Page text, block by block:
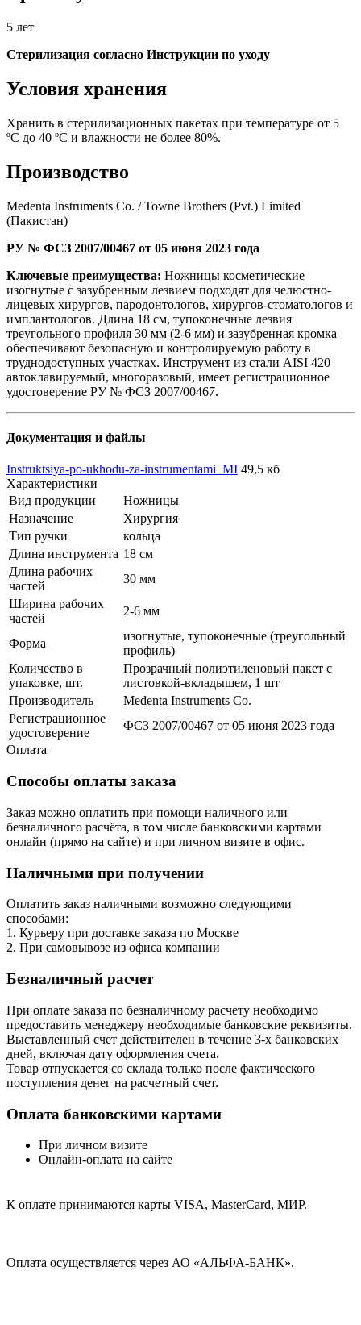
5 лет
Стерилизация согласно Инструкции по уходу
Условия хранения
Хранить в стерилизационных пакетах при температуре от 5
ºС до 40 ºС и влажности не более 80%.
Производство
Medenta Instruments Co. / Towne Brothers (Pvt.) Limited
(Пакистан)
РУ № ФСЗ 2007/00467 от 05 июня 2023 года
Ключевые преимущества: Ножницы косметические
изогнутые с зазубренным лезвием подходят для челюстно-
лицевых хирургов, пародонтологов, хирургов-стоматологов и
имплантологов. Длина 18 см, тупоконечные лезвия
треугольного профиля 30 мм (2-6 мм) и зазубренная кромка
обеспечивают безопасную и контролируемую работу в
труднодоступных участках. Инструмент из стали AISI 420
автоклавируемый, многоразовый, имеет регистрационное
удостоверение РУ № ФСЗ 2007/00467.
Документация и файлы
Instruktsiya-po-ukhodu-za-instrumentami_MI 49,5 кб
Характеристики
Вид продукции
Ножницы
Назначение
Хирургия
Тип ручки
кольца
Длина инструмента 18 см
Длина рабочих
частей
30 мм
Ширина рабочих
частей
2-6 мм
Форма
изогнутые, тупоконечные (треугольный
профиль)
Количество в
упаковке, шт.
Прозрачный полиэтиленовый пакет с
листовкой-вкладышем, 1 шт
Производитель
Medenta Instruments Co.
Регистрационное
удостоверение
ФСЗ 2007/00467 от 05 июня 2023 года
Оплата
Способы оплаты заказа
Заказ можно оплатить при помощи наличного или
безналичного расчёта, в том числе банковскими картами
онлайн (прямо на сайте) и при личном визите в офис.
Наличными при получении
Оплатить заказ наличными возможно следующими
способами:
1. Курьеру при доставке заказа по Москве
2. При самовывозе из офиса компании
Безналичный расчет
При оплате заказа по безналичному расчету необходимо
предоставить менеджеру необходимые банковские реквизиты.
Выставленный счет действителен в течение 3-х банковских
дней, включая дату оформления cчета.
Товар отпускается со склада только после фактического
поступления денег на расчетный счет.
Оплата банковскими картами
При личном визите
Онлайн-оплата на сайте
К оплате принимаются карты VISA, MasterCard, МИР.
Оплата осуществляется через АО «АЛЬФА-БАНК».